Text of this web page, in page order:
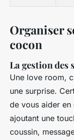
Organiser
cocon
La gestion des
Une love room,
une surprise.
de vous aider
ajoutant une
coussin,